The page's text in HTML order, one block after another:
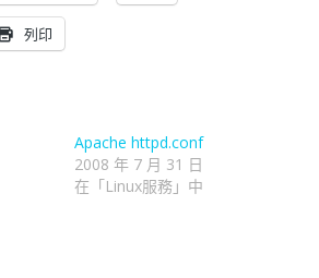
列印
Apache httpd.conf
2008 年 7 月 31 日
在「Linux服務」中